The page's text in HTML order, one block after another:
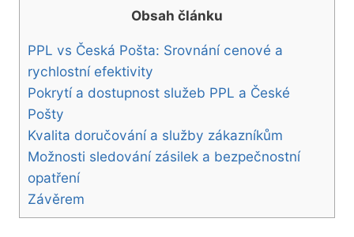
Obsah článku
PPL vs Česká Pošta: Srovnání cenové a
rychlostní efektivity
Pokrytí a dostupnost služeb PPL a České
Pošty
Kvalita doručování a služby zákazníkům
Možnosti sledování zásilek a bezpečnostní
opatření
Závěrem